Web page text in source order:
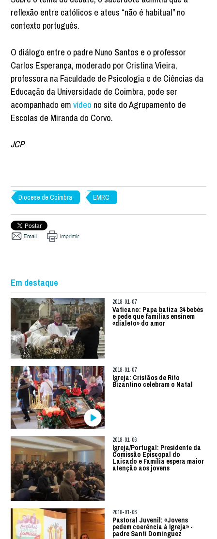
reflexão entre católicos e ateus “não é habitual” no
contexto português.
O diálogo entre o padre Nuno Santos e o professor
Carlos Esperança, moderado por Cristina Vieira,
professora na Faculdade de Psicologia e de Ciências da
Educação da Universidade de Coimbra, pode ser
acompanhado emvídeo no site do Agrupamento de
Escolas de Miranda do Corvo.
JCP
Diocese de Coimbra EMRC
Em destaque
2018-01-07
Vaticano: Papa batiza 34 bebés
e pede que famílias ensinem
«dialeto» do amor
2018-01-07
Igreja: Cristãos de Rito
Bizantino celebram o Natal
2018-01-06
Igreja/Portugal: Presidente da
Comissão Episcopal do
Laicado e Família espera maior
atenção aos jovens
2018-01-06
Pastoral Juvenil: «Jovens
pedem coerência à Igreja» -
padre Santi Dominguez